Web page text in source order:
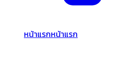
หน้าแรกหน้าแรก